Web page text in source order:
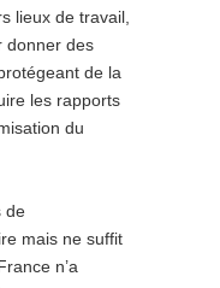
lieux de travail,
donner des
de la
les rapports
du
de
mais ne suffit
n’a